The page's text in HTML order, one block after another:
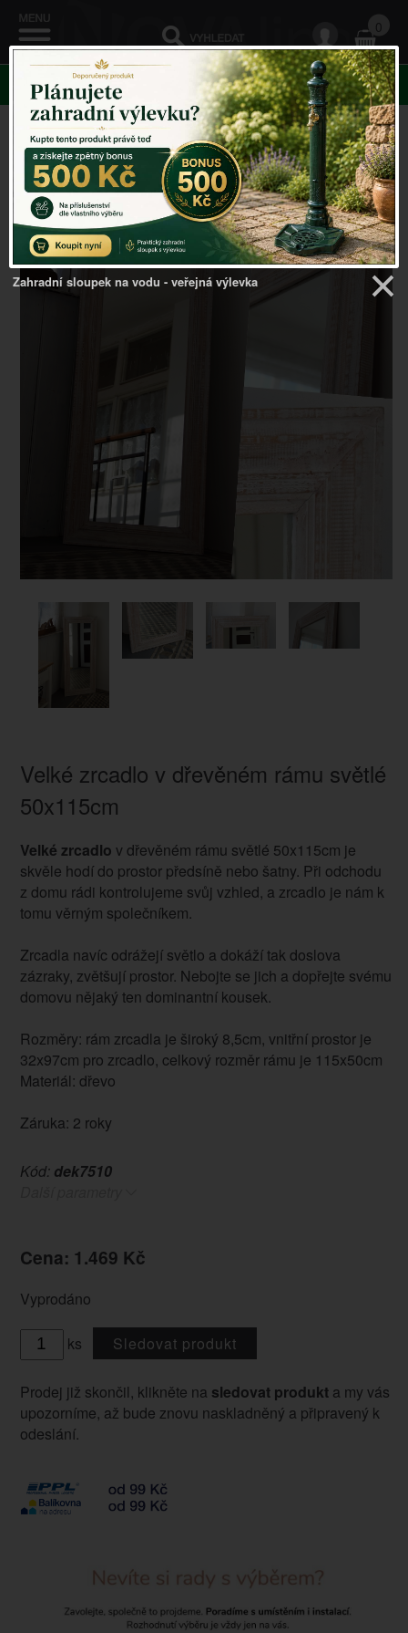
0
KATEGORIE
Venkovský domov ->Zrcadla v rámu, s okenicemi-
>Velké zrcadlo v dřevěném rámu světlé 50x115cm
Velké zrcadlo v dřevěném rámu světlé
50x115cm
Velké zrcadlo v dřevěném rámu světlé 50x115cm je
skvěle hodí do prostor předsíně nebo šatny. Při odchodu
z domu rádi kontrolujeme svůj vzhled, a zrcadlo je nám k
tomu věrným společníkem.
Zrcadla navíc odrážejí světlo a dokáží tak doslova
zázraky, zvětšují prostor. Nebojte se jich a dopřejte svému
domovu nějaký ten dominantní kousek.
Rozměry: rám zrcadla je široký 8,5cm, vnitřní prostor je
32x97cm pro zrcadlo, celkový rozměr rámu je 115x50cm
Materiál: dřevo
Záruka: 2 roky
Kód: dek7510
Cena: 1.469 Kč
Vyprodáno
ks Sledovat produkt
Prodej již skončil, klikněte na sledovat produkta my vás
upozorníme, až bude znovu naskladněný a připravený k
odeslání.
Zahradní sloupek na vodu - veřejná výlevka